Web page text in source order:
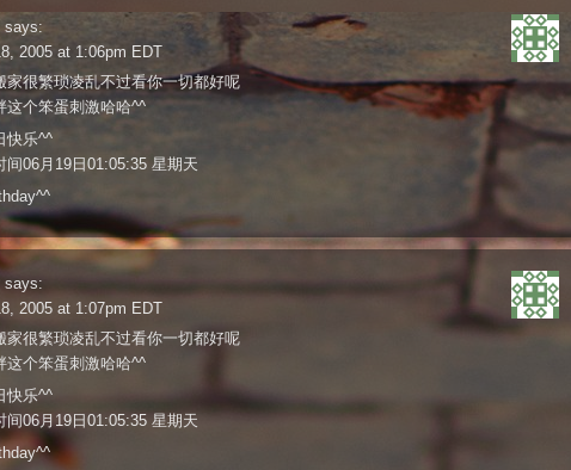
says:
2005 at 1:06pm EDT
家很繁琐凌乱不过看你一切都好呢
这个笨蛋刺激哈哈^^
快乐^^
间06月19日01:05:35 星期天
says:
2005 at 1:07pm EDT
家很繁琐凌乱不过看你一切都好呢
这个笨蛋刺激哈哈^^
快乐^^
间06月19日01:05:35 星期天